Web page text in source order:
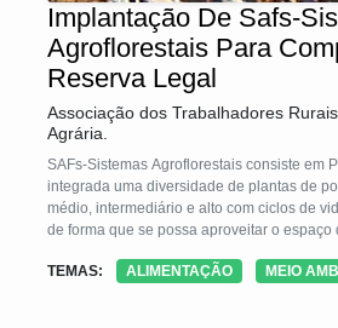
Implantação De Safs-
Agroflorestais Para
Reserva Legal
Associação dos Trabalhadores
Agrária.
SAFs-Sistemas Agroflorestais consiste em
integrada uma diversidade de plantas de
médio, intermediário e alto com ciclos de
de forma que se possa aproveitar o espaço
planejada. O SAF imita as florestas
TEMAS: ALIMENTAÇÃO MEIO